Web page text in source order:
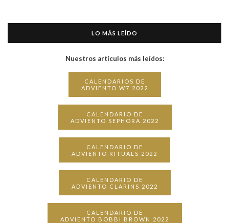
LO MÁS LEÍDO
Nuestros artículos más leídos:
CALENDARIOS DE
ADVIENTO W7 2022
CALENDARIO DE
ADVIENTO SEPHORA 2022
CALENDARIO DE
ADVIENTO RITUALS 2022
CALENDARIO DE
ADVIENTO CLARINS 2022
CALENDARIO DE
ADVIENTO BOBBI BROWN 2022